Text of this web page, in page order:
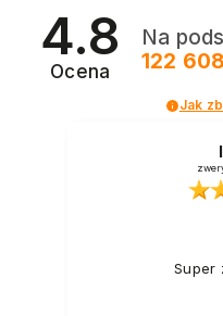
2026? Znajdź inspirację dla
4.8
Ocena
Na
122 608
Jak
Super